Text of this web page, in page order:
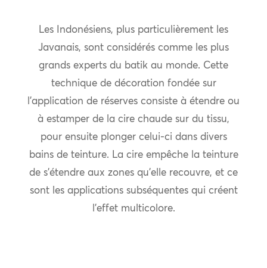
Les Indonésiens, plus particulièrement les
Javanais, sont considérés comme les plus
grands experts du batik au monde. Cette
technique de décoration fondée sur
l’application de réserves consiste à étendre ou
à estamper de la cire chaude sur du tissu,
pour ensuite plonger celui-ci dans divers
bains de teinture. La cire empêche la teinture
de s’étendre aux zones qu’elle recouvre, et ce
sont les applications subséquentes qui créent
l’effet multicolore.